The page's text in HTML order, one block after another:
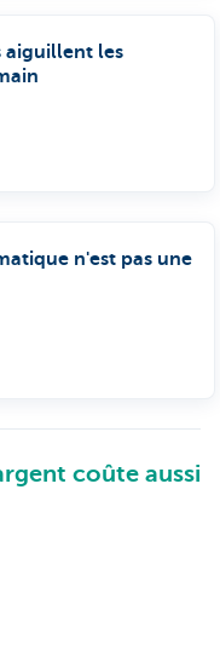
aiguillent les
n'est pas une
coûte aussi